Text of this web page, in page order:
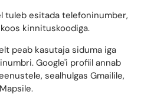
tuleb esitada telefoninumber,
kinnituskoodiga.
peab kasutaja siduma iga
Google'i profiil annab
sealhulgas Gmailile,